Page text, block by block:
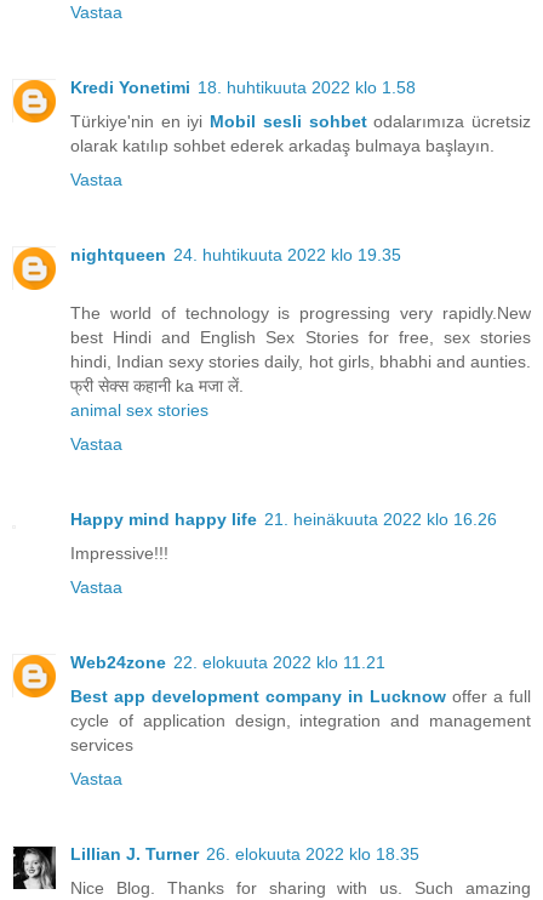
Vastaa
Kredi Yonetimi 18. huhtikuuta 2022 klo 1.58
Türkiye'nin en iyi Mobil sesli sohbetodalarımıza ücretsiz
olarak katılıp sohbet ederek arkadaş bulmaya başlayın.
Vastaa
nightqueen 24. huhtikuuta 2022 klo 19.35
The world of technology is progressing very rapidly.New
best Hindi and English Sex Stories for free, sex stories
hindi, Indian sexy stories daily, hot girls, bhabhi and aunties.
फ्री सेक्स कहानी ka मजा लें.
animal sex stories
Vastaa
Happy mind happy life 21. heinäkuuta 2022 klo 16.26
Impressive!!!
Vastaa
Web24zone 22. elokuuta 2022 klo 11.21
Best app development company in Lucknow offer a full
cycle of application design, integration and management
services
Vastaa
Lillian J. Turner 26. elokuuta 2022 klo 18.35
Nice Blog. Thanks for sharing with us. Such amazing